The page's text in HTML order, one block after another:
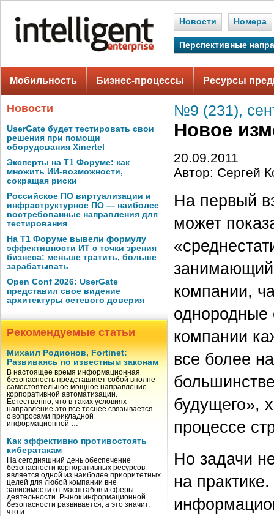
Новости Номера
Перспективные
Мобильность Бизнес-процессы Ресурсы
Новости
UserGate будет тестировать свои
решения при помощи
оборудования Xinertel
Эксперты на Т1 Форуме: как
множить ИИ-возможности,
сокращая риски
Российское ПО виртуализации и
инфраструктурное ПО — наиболее
востребованные направления для
тестирования
На Т1 Форуме вывели формулу
эффективности ИТ с точки зрения
бизнеса: меньше тратить, больше
зарабатывать
Open Conf 2026: UserGate
представил свое видение
архитектуры сетевого доверия
Рекомендуемые статьи
Михаил Родионов, Fortinet:
Развиваясь по известным законам
В настоящее время информационная
безопасность представляет собой вполне
самостоятельное мощное направление
корпоративной автоматизации.
Естественно, что в таких условиях
направление это все теснее связывается
с вопросами прикладной
информационной …
Как эффективно противостоять
кибератакам
На сегодняшний день обеспечение
безопасности корпоративных ресурсов
является одной из наиболее приоритетных
целей для любой компании вне
зависимости от масштабов и сферы
деятельности. Рынок информационной
безопасности развивается, а это значит,
что и …
№9 (231),
Новое
20.09.2011
Автор: Сергей
На первый
может
занимающий
компании,
однородные
компании
все более
будущего»,
процессе
Но задачи
на